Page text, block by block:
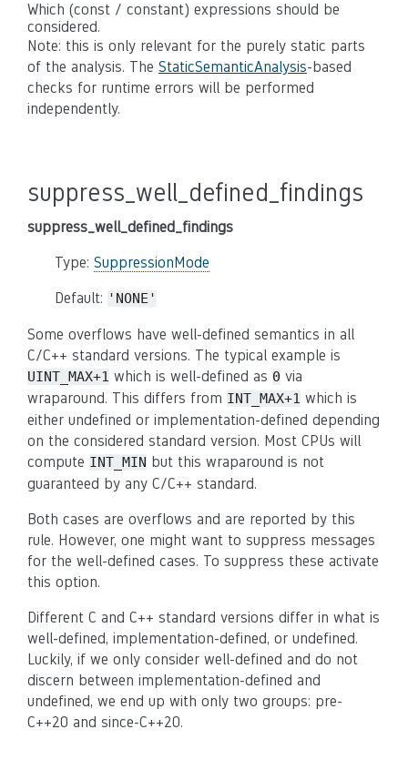
Which (const / constant) expressions should be
considered.
Note: this is only relevant for the purely static parts
of the analysis. The StaticSemanticAnalysis-based
checks for runtime errors will be performed
independently.
suppress_well_defined_findings
suppress_well_defined_findings
Type: SuppressionMode
Default: 'NONE'
Some overflows have well-defined semantics in all
C/C++ standard versions. The typical example is
UINT_MAX+1 which is well-defined as 0 via
wraparound. This differs from INT_MAX+1 which is
either undefined or implementation-defined depending
on the considered standard version. Most CPUs will
compute INT_MIN but this wraparound is not
guaranteed by any C/C++ standard.
Both cases are overflows and are reported by this
rule. However, one might want to suppress messages
for the well-defined cases. To suppress these activate
this option.
Different C and C++ standard versions differ in what is
well-defined, implementation-defined, or undefined.
Luckily, if we only consider well-defined and do not
discern between implementation-defined and
undefined, we end up with only two groups: pre-
C++20 and since-C++20.